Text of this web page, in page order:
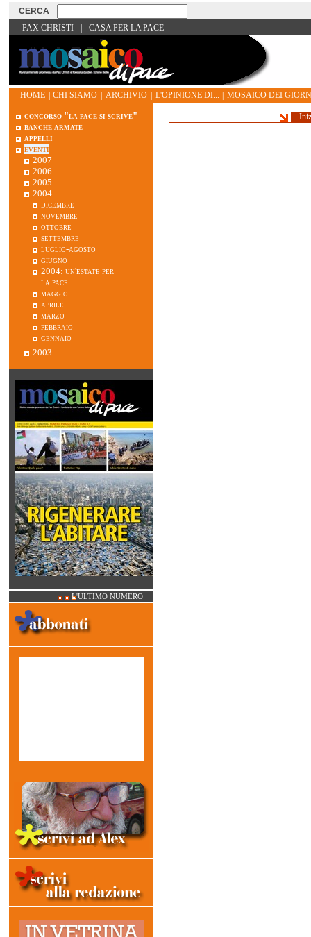
PAX CHRISTI CASA PER LA PACE
HOME CHI SIAMO ARCHIVIO L'OPINIONE DI... MOSAICO DEI
concorso "la pace si scrive"
banche armate
appelli
eventi
2007
2006
2005
2004
dicembre
novembre
ottobre
settembre
luglio-agosto
giugno
2004: un'estate per
la pace
maggio
aprile
marzo
febbraio
gennaio
2003
L'ULTIMO NUMERO